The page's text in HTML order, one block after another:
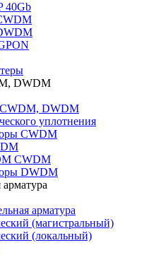
40Gb
DWDM
DWDM
уплотнения
CWDM
CWDM
DWDM
арматура
(магистральный)
(локальный)